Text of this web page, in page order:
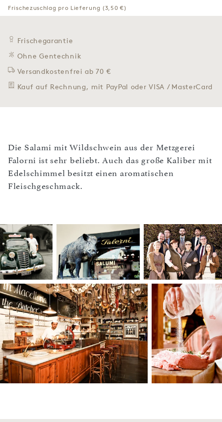
Frischezuschlag pro Lieferung (3,50 €)
Frischegarantie
Ohne Gentechnik
Versandkostenfrei ab 70 €
Kauf auf Rechnung, mit PayPal oder VISA / MasterCard
Die Salami mit Wildschwein aus der Metzgerei
Falorni ist sehr beliebt. Auch das große Kaliber mit
Edelschimmel besitzt einen aromatischen
Fleischgeschmack.